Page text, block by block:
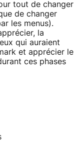
tout de changer
de changer
les menus).
la
qui auraient
et apprécier le
ces phases